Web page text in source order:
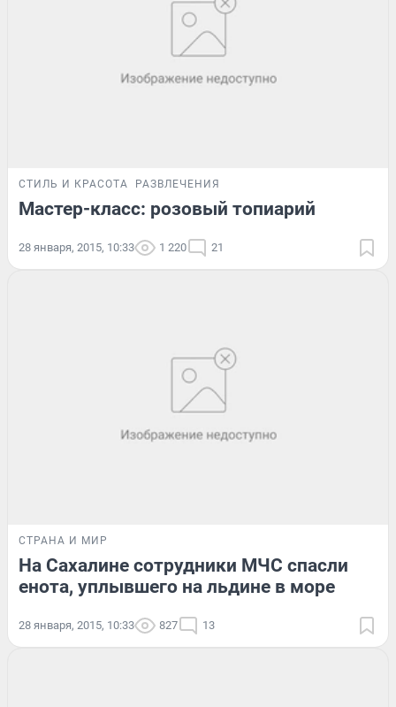
СТИЛЬ И КРАСОТА РАЗВЛЕЧЕНИЯ
Мастер-класс: розовый топиарий
28 января, 2015, 10:33 1 220 21
СТРАНА И МИР
На Сахалине сотрудники МЧС спасли
енота, уплывшего на льдине в море
28 января, 2015, 10:33 827 13